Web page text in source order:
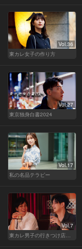
Vol.36
東カレ女子の作り方
Vol.27
東京独身白書2024
Vol.17
私の名品テラピー
Vol.7